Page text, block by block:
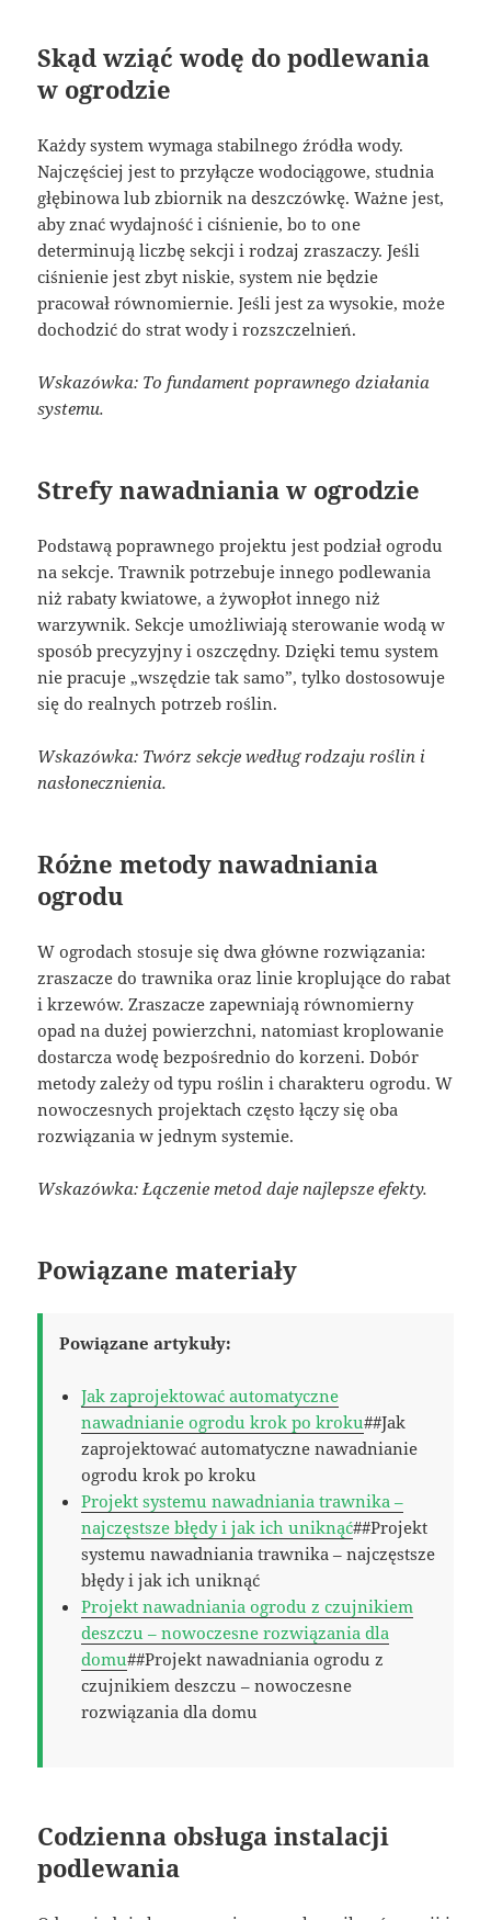
Skąd wziąć wodę do podlewania
w ogrodzie
Każdy system wymaga stabilnego źródła wody.
Najczęściej jest to przyłącze wodociągowe, studnia
głębinowa lub zbiornik na deszczówkę. Ważne jest,
aby znać wydajność i ciśnienie, bo to one
determinują liczbę sekcji i rodzaj zraszaczy. Jeśli
ciśnienie jest zbyt niskie, system nie będzie
pracował równomiernie. Jeśli jest za wysokie, może
dochodzić do strat wody i rozszczelnień.
Wskazówka: To fundament poprawnego działania
systemu.
Strefy nawadniania w ogrodzie
Podstawą poprawnego projektu jest podział ogrodu
na sekcje. Trawnik potrzebuje innego podlewania
niż rabaty kwiatowe, a żywopłot innego niż
warzywnik. Sekcje umożliwiają sterowanie wodą w
sposób precyzyjny i oszczędny. Dzięki temu system
nie pracuje „wszędzie tak samo”, tylko dostosowuje
się do realnych potrzeb roślin.
Wskazówka: Twórz sekcje według rodzaju roślin i
nasłonecznienia.
Różne metody nawadniania
ogrodu
W ogrodach stosuje się dwa główne rozwiązania:
zraszacze do trawnika oraz linie kroplujące do rabat
i krzewów. Zraszacze zapewniają równomierny
opad na dużej powierzchni, natomiast kroplowanie
dostarcza wodę bezpośrednio do korzeni. Dobór
metody zależy od typu roślin i charakteru ogrodu. W
nowoczesnych projektach często łączy się oba
rozwiązania w jednym systemie.
Wskazówka: Łączenie metod daje najlepsze efekty.
Powiązane materiały
Powiązane artykuły:
Jak zaprojektować automatyczne
nawadnianie ogrodu krok po kroku##Jak
zaprojektować automatyczne nawadnianie
ogrodu krok po kroku
Projekt systemu nawadniania trawnika –
najczęstsze błędy i jak ich uniknąć##Projekt
systemu nawadniania trawnika – najczęstsze
błędy i jak ich uniknąć
Projekt nawadniania ogrodu z czujnikiem
deszczu – nowoczesne rozwiązania dla
domu##Projekt nawadniania ogrodu z
czujnikiem deszczu – nowoczesne
rozwiązania dla domu
Codzienna obsługa instalacji
podlewania